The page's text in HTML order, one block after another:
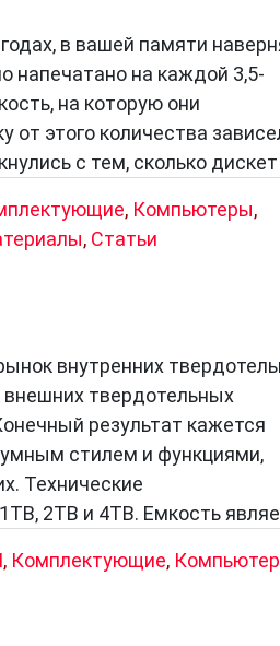
в вашей памяти
напечатано на каждой 3,5-
на которую они
этого количества
с тем, сколько дискет
, Компьютеры,
, Статьи
внутренних
внешних твердотельных
результат кажется
умным стилем и функциями,
Технические
2TB и 4TB. Емкость
, Комплектующие,